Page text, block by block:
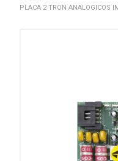
PLACA 2 TRON ANALOGICOS